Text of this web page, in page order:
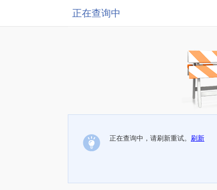
正在查询中
正在查询中，请刷新重试。 刷新